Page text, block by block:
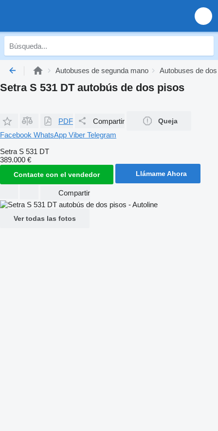
Autobuses de segunda mano Autobuses de
Setra S 531 DT autobús de dos pisos
PDF Compartir Queja
Facebook WhatsApp Viber Telegram
Setra S 531 DT
389.000 €
Contacte con el vendedor Llámame Ahora
Compartir
Ver todas las fotos